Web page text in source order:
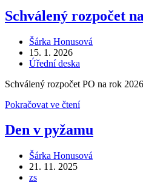
1.
základního
Schválený rozpočet
Autor
příspěvku
Šárka Honusová
Příspěvek
byl
15. 1. 2026
Rubriky
Úřední deska
Schválený rozpočet PO na rok
Pokračovat ve čteníSchválený
na
rok
Den v pyžamu
Autor
příspěvku
Šárka Honusová
Příspěvek
byl
21. 11. 2025
Rubriky
zs